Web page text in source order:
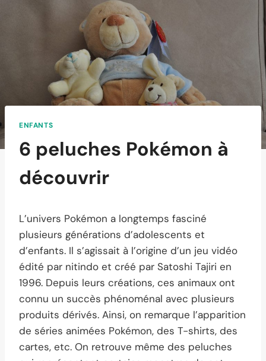
ENFANTS
6 peluches Pokémon à
découvrir
L’univers Pokémon a longtemps fasciné
plusieurs générations d’adolescents et
d’enfants. Il s’agissait à l’origine d’un jeu vidéo
édité par nitindo et créé par Satoshi Tajiri en
1996. Depuis leurs créations, ces animaux ont
connu un succès phénoménal avec plusieurs
produits dérivés. Ainsi, on remarque l’apparition
de séries animées Pokémon, des T-shirts, des
cartes, etc. On retrouve même des peluches